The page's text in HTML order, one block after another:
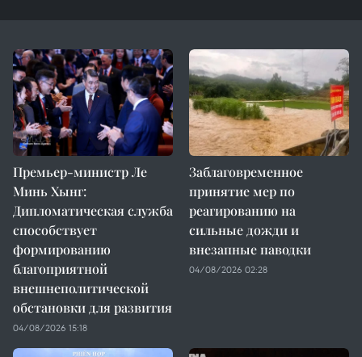
Премьер-министр Ле
Минь Хынг:
Дипломатическая служба
способствует
формированию
благоприятной
внешнеполитической
обстановки для развития
04/08/2026 15:18
Заблаговременное
принятие мер по
реагированию на
сильные дожди и
внезапные паводки
04/08/2026 02:28